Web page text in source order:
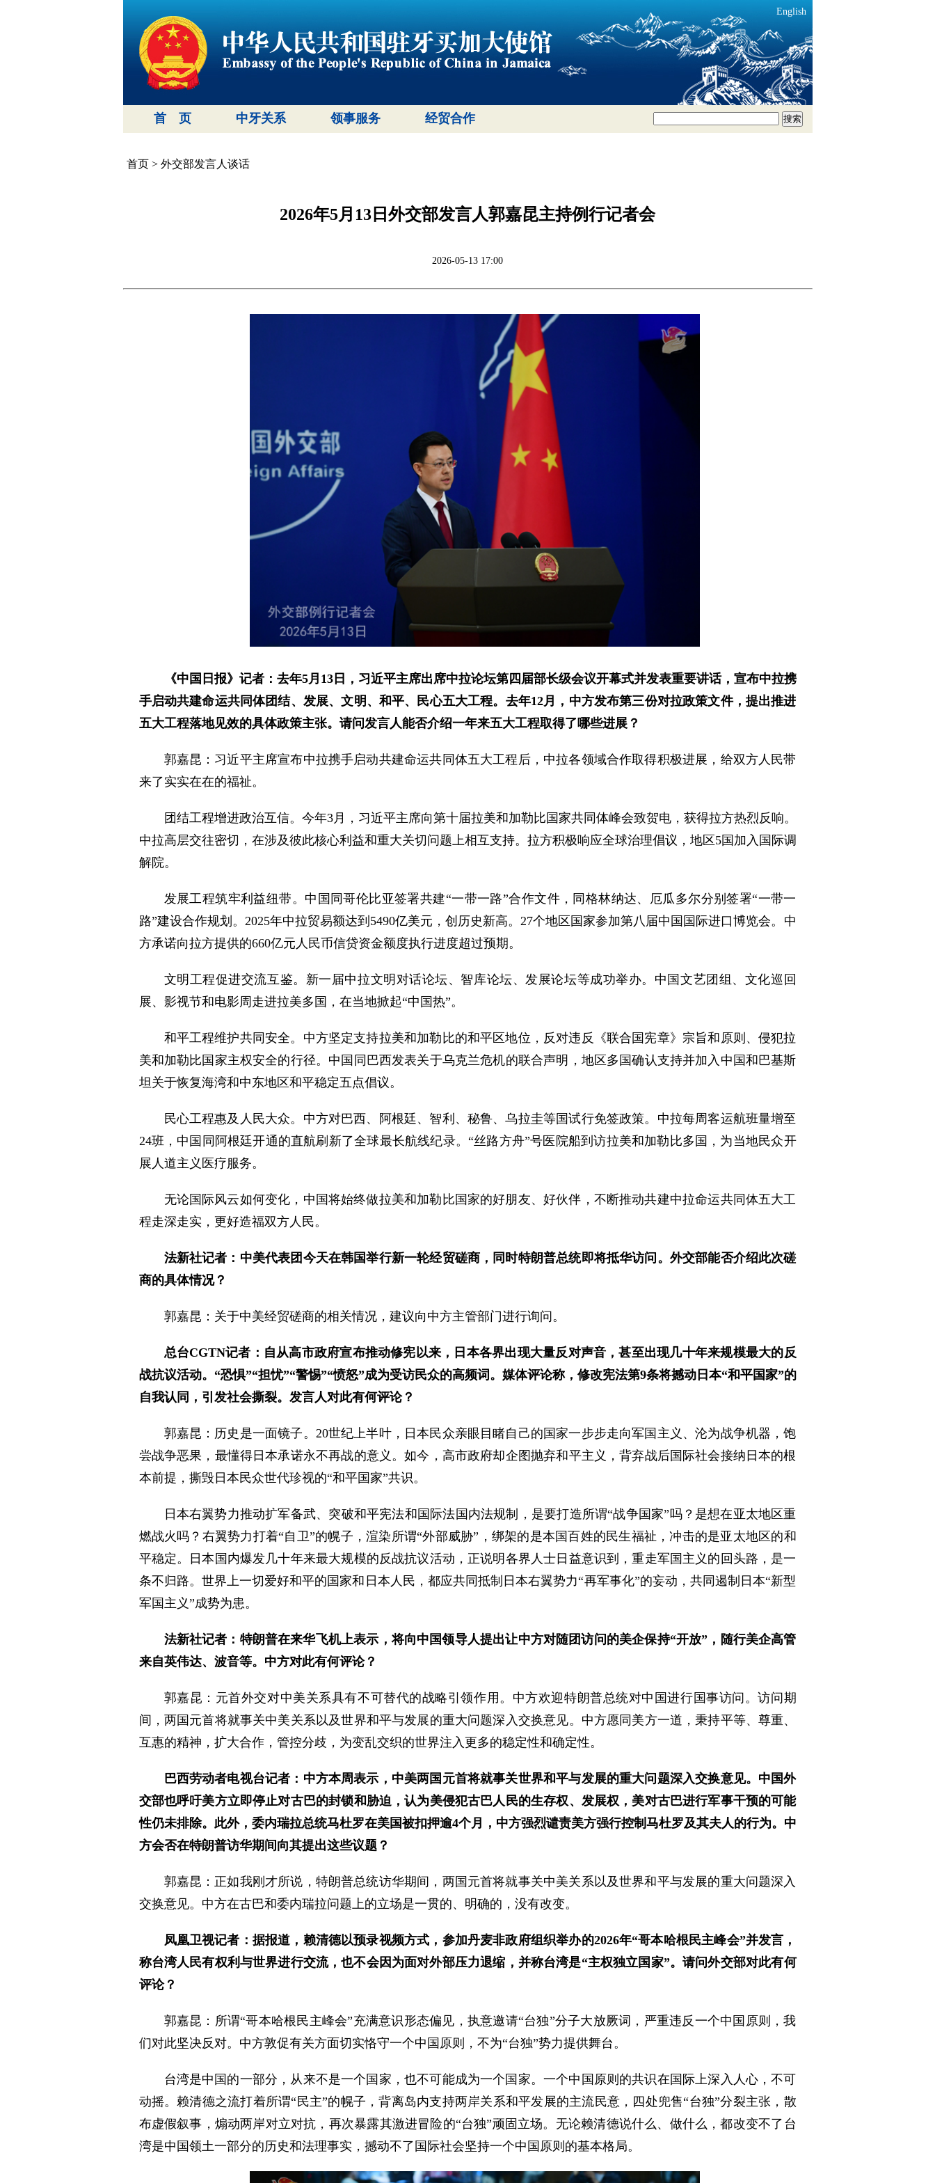
English
首 页 中牙关系 领事服务 经贸合作 搜索
首页> 外交部发言人谈话
2026年5月13日外交部发言人郭嘉昆主持例行记者会
2026-05-13 17:00
《中国日报》记者：去年5月13日，习近平主席出席中拉论坛第四届部长级会议开幕式并发表重要讲话，宣布中拉携
手启动共建命运共同体团结、发展、文明、和平、民心五大工程。去年12月，中方发布第三份对拉政策文件，提出推进
五大工程落地见效的具体政策主张。请问发言人能否介绍一年来五大工程取得了哪些进展？
郭嘉昆：习近平主席宣布中拉携手启动共建命运共同体五大工程后，中拉各领域合作取得积极进展，给双方人民带
来了实实在在的福祉。
团结工程增进政治互信。今年3月，习近平主席向第十届拉美和加勒比国家共同体峰会致贺电，获得拉方热烈反响。
中拉高层交往密切，在涉及彼此核心利益和重大关切问题上相互支持。拉方积极响应全球治理倡议，地区5国加入国际调
解院。
发展工程筑牢利益纽带。中国同哥伦比亚签署共建“一带一路”合作文件，同格林纳达、厄瓜多尔分别签署“一带一
路”建设合作规划。2025年中拉贸易额达到5490亿美元，创历史新高。27个地区国家参加第八届中国国际进口博览会。中
方承诺向拉方提供的660亿元人民币信贷资金额度执行进度超过预期。
文明工程促进交流互鉴。新一届中拉文明对话论坛、智库论坛、发展论坛等成功举办。中国文艺团组、文化巡回
展、影视节和电影周走进拉美多国，在当地掀起“中国热”。
和平工程维护共同安全。中方坚定支持拉美和加勒比的和平区地位，反对违反《联合国宪章》宗旨和原则、侵犯拉
美和加勒比国家主权安全的行径。中国同巴西发表关于乌克兰危机的联合声明，地区多国确认支持并加入中国和巴基斯
坦关于恢复海湾和中东地区和平稳定五点倡议。
民心工程惠及人民大众。中方对巴西、阿根廷、智利、秘鲁、乌拉圭等国试行免签政策。中拉每周客运航班量增至
24班，中国同阿根廷开通的直航刷新了全球最长航线纪录。“丝路方舟”号医院船到访拉美和加勒比多国，为当地民众开
展人道主义医疗服务。
无论国际风云如何变化，中国将始终做拉美和加勒比国家的好朋友、好伙伴，不断推动共建中拉命运共同体五大工
程走深走实，更好造福双方人民。
法新社记者：中美代表团今天在韩国举行新一轮经贸磋商，同时特朗普总统即将抵华访问。外交部能否介绍此次磋
商的具体情况？
郭嘉昆：关于中美经贸磋商的相关情况，建议向中方主管部门进行询问。
总台CGTN记者：自从高市政府宣布推动修宪以来，日本各界出现大量反对声音，甚至出现几十年来规模最大的反
战抗议活动。“恐惧”“担忧”“警惕”“愤怒”成为受访民众的高频词。媒体评论称，修改宪法第9条将撼动日本“和平国家”的
自我认同，引发社会撕裂。发言人对此有何评论？
郭嘉昆：历史是一面镜子。20世纪上半叶，日本民众亲眼目睹自己的国家一步步走向军国主义、沦为战争机器，饱
尝战争恶果，最懂得日本承诺永不再战的意义。如今，高市政府却企图抛弃和平主义，背弃战后国际社会接纳日本的根
本前提，撕毁日本民众世代珍视的“和平国家”共识。
日本右翼势力推动扩军备武、突破和平宪法和国际法国内法规制，是要打造所谓“战争国家”吗？是想在亚太地区重
燃战火吗？右翼势力打着“自卫”的幌子，渲染所谓“外部威胁”，绑架的是本国百姓的民生福祉，冲击的是亚太地区的和
平稳定。日本国内爆发几十年来最大规模的反战抗议活动，正说明各界人士日益意识到，重走军国主义的回头路，是一
条不归路。世界上一切爱好和平的国家和日本人民，都应共同抵制日本右翼势力“再军事化”的妄动，共同遏制日本“新型
军国主义”成势为患。
法新社记者：特朗普在来华飞机上表示，将向中国领导人提出让中方对随团访问的美企保持“开放”，随行美企高管
来自英伟达、波音等。中方对此有何评论？
郭嘉昆：元首外交对中美关系具有不可替代的战略引领作用。中方欢迎特朗普总统对中国进行国事访问。访问期
间，两国元首将就事关中美关系以及世界和平与发展的重大问题深入交换意见。中方愿同美方一道，秉持平等、尊重、
互惠的精神，扩大合作，管控分歧，为变乱交织的世界注入更多的稳定性和确定性。
巴西劳动者电视台记者：中方本周表示，中美两国元首将就事关世界和平与发展的重大问题深入交换意见。中国外
交部也呼吁美方立即停止对古巴的封锁和胁迫，认为美侵犯古巴人民的生存权、发展权，美对古巴进行军事干预的可能
性仍未排除。此外，委内瑞拉总统马杜罗在美国被扣押逾4个月，中方强烈谴责美方强行控制马杜罗及其夫人的行为。中
方会否在特朗普访华期间向其提出这些议题？
郭嘉昆：正如我刚才所说，特朗普总统访华期间，两国元首将就事关中美关系以及世界和平与发展的重大问题深入
交换意见。中方在古巴和委内瑞拉问题上的立场是一贯的、明确的，没有改变。
凤凰卫视记者：据报道，赖清德以预录视频方式，参加丹麦非政府组织举办的2026年“哥本哈根民主峰会”并发言，
称台湾人民有权利与世界进行交流，也不会因为面对外部压力退缩，并称台湾是“主权独立国家”。请问外交部对此有何
评论？
郭嘉昆：所谓“哥本哈根民主峰会”充满意识形态偏见，执意邀请“台独”分子大放厥词，严重违反一个中国原则，我
们对此坚决反对。中方敦促有关方面切实恪守一个中国原则，不为“台独”势力提供舞台。
台湾是中国的一部分，从来不是一个国家，也不可能成为一个国家。一个中国原则的共识在国际上深入人心，不可
动摇。赖清德之流打着所谓“民主”的幌子，背离岛内支持两岸关系和平发展的主流民意，四处兜售“台独”分裂主张，散
布虚假叙事，煽动两岸对立对抗，再次暴露其激进冒险的“台独”顽固立场。无论赖清德说什么、做什么，都改变不了台
湾是中国领土一部分的历史和法理事实，撼动不了国际社会坚持一个中国原则的基本格局。